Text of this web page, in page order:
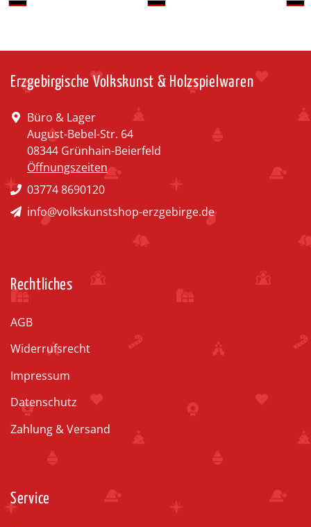
Erzgebirgische Volkskunst & Holzspielwaren
Büro & Lager
August-Bebel-Str. 64
08344 Grünhain-Beierfeld
Öffnungszeiten
03774 8690120
info@volkskunstshop-erzgebirge.de
Rechtliches
AGB
Widerrufsrecht
Impressum
Datenschutz
Zahlung & Versand
Service